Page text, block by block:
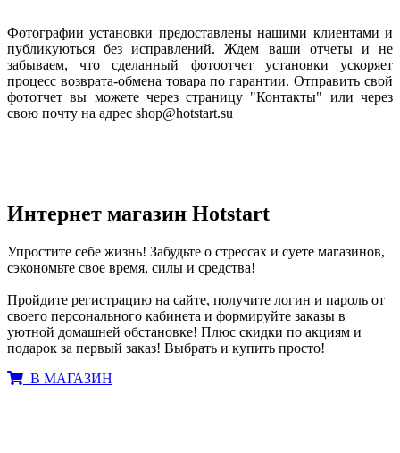
Фотографии установки предоставлены нашими клиентами и
публикуються без исправлений. Ждем ваши отчеты и не
забываем, что сделанный фотоотчет установки ускоряет
процесс возврата-обмена товара по гарантии. Отправить свой
фототчет вы можете через страницу "Контакты" или через
свою почту на адрес shop@hotstart.su
Интернет магазин Hotstart
Упростите себе жизнь! Забудьте о стрессах и суете магазинов,
сэкономьте свое время, силы и средства!
Пройдите регистрацию на сайте, получите логин и пароль от
своего персонального кабинета и формируйте заказы в
уютной домашней обстановке! Плюс скидки по акциям и
подарок за первый заказ! Выбрать и купить просто!
В МАГАЗИН